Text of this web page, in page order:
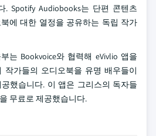
. Spotify Audiobooks는 단편 콘텐츠
에 대한 열정을 공유하는 독립 작가
는 Bookvoice와 협력해 eVivlio 앱을
작가들의 오디오북을 유명 배우들이
했습니다. 이 앱은 그리스의 독자들
무료로 제공했습니다.